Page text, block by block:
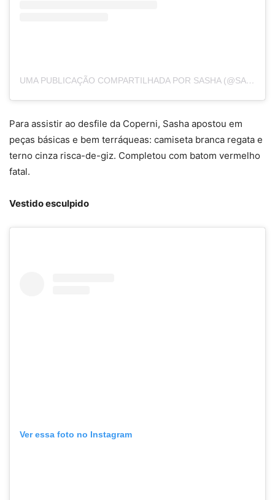
UMA PUBLICAÇÃO COMPARTILHADA POR SASHA (@SASHAMENEGHEL)
Para assistir ao desfile da Coperni, Sasha apostou em
peças básicas e bem terráqueas: camiseta branca regata e
terno cinza risca-de-giz. Completou com batom vermelho
fatal.
Vestido esculpido
Ver essa foto no Instagram